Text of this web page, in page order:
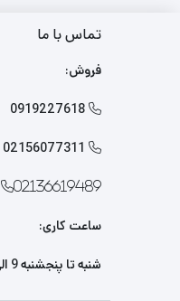
تماس با ما
فروش:

0919227618

02156077311
02136619489
ساعت کاری:
شنبه تا پنجشنبه 9 الی 18